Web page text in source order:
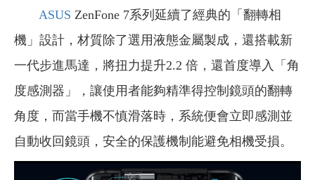
ASUS ZenFone 7系列延續了經典的「翻轉相
機」設計，材質除了選用液態金屬製成，還搭載新
一代步進馬達，將扭力提升2.2 倍，還首度導入「角
度感測器」，讓使用者能夠精準得控制鏡頭的翻轉
角度，而當手機不慎滑落時，系統便會立即感測並
自動收回鏡頭，安全的保護機制能避免相機受損。